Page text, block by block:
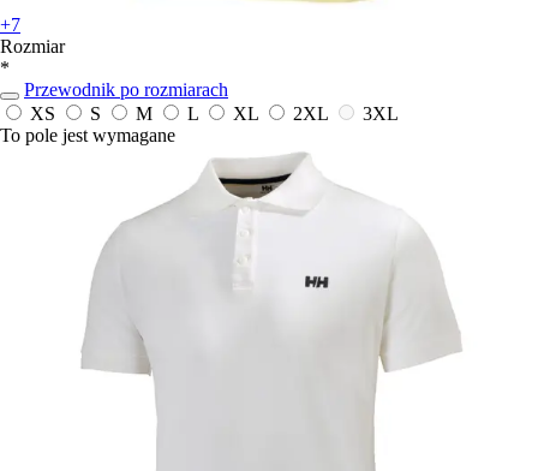
+7
Rozmiar
*
Przewodnik po rozmiarach
XS
S M L XL 2XL
3XL
To pole jest wymagane